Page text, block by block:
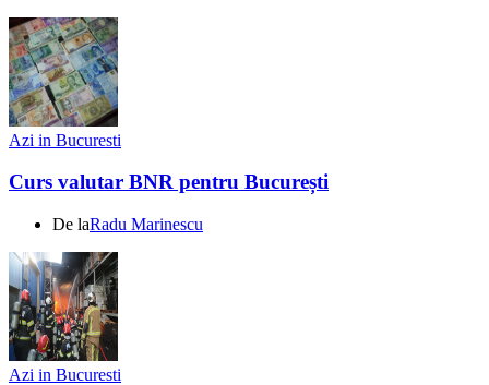
Azi in Bucuresti
Curs valutar BNR pentru București
De laRadu Marinescu
Azi in Bucuresti